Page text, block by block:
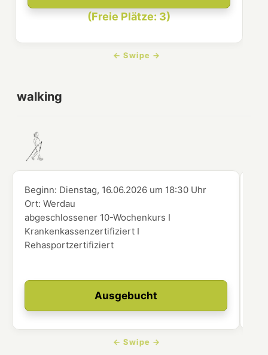
(Freie Plätze: 3)
walking
Ausgebucht
Beginn: Dienstag, 16.06.2026 um 18:30 Uhr
Ort:Werdau
abgeschlossener 10-Wochenkurs I
Krankenkassenzertifiziert I
Rehasportzertifiziert